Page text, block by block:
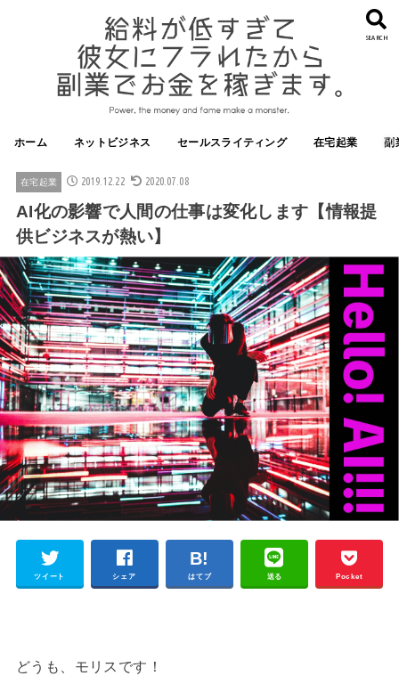
SEARCH
ホーム ネットビジネス セールスライティング 在宅起業 副
在宅起業 2019.12.22 2020.07.08
AI化の影響で人間の仕事は変化します【情報提
供ビジネスが熱い】
ツイート シェア はてブ 送る Pocket
どうも、モリスです！